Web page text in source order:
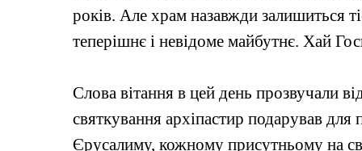
років. Але храм назавжди залишиться
теперішнє і невідоме майбутнє. Хай
Слова вітання в цей день прозвучали
святкування архіпастир подарував для
Єрусалиму, кожному присутньому на